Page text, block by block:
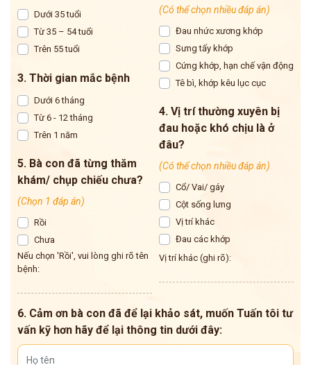
Dưới 35 tuổi
Từ 35 – 54 tuổi
Trên 55 tuổi
3. Thời gian mắc bệnh
Dưới 6 tháng
Từ 6 - 12 tháng
Trên 1 năm
5. Bà con đã từng thăm
khám/ chụp chiếu chưa?
(Chọn 1 đáp án)
Rồi
Chưa
Nếu chọn 'Rồi', vui lòng ghi rõ tên
bệnh:
(Có thể chọn nhiều đáp án)
Đau nhức xương khớp
Sưng tấy khớp
Cứng khớp, hạn chế vận động
Tê bì, khớp kêu lục cục
4. Vị trí thường xuyên bị
đau hoặc khó chịu là ở
đâu?
(Có thể chọn nhiều đáp án)
Cổ/ Vai/ gáy
Cột sống lưng
Vị trí khác
Đau các khớp
Vị trí khác (ghi rõ):
6. Cảm ơn bà con đã để lại khảo sát, muốn Tuấn tôi tư
vấn kỹ hơn hãy để lại thông tin dưới đây: